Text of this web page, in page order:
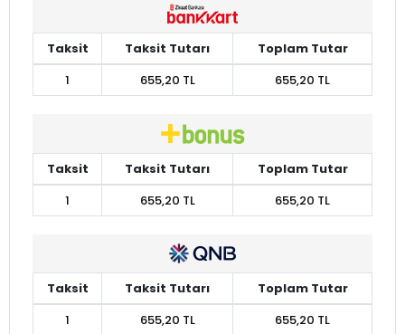
Taksit Taksit Tutarı
Toplam Tutar
1
655,20 TL 655,20 TL
Taksit Taksit Tutarı
Toplam Tutar
1
655,20 TL 655,20 TL
Taksit Taksit Tutarı
Toplam Tutar
1
655,20 TL 655,20 TL